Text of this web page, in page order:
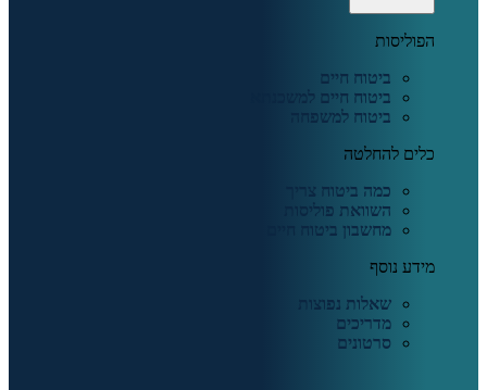
הפוליסות
ביטוח חיים
ביטוח חיים למשכנתא
ביטוח למשפחה
כלים להחלטה
כמה ביטוח צריך
השוואת פוליסות
מחשבון ביטוח חיים
מידע נוסף
שאלות נפוצות
מדריכים
סרטונים